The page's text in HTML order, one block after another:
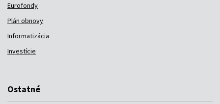
Eurofondy
Plán obnovy
Informatizácia
Investície
Ostatné